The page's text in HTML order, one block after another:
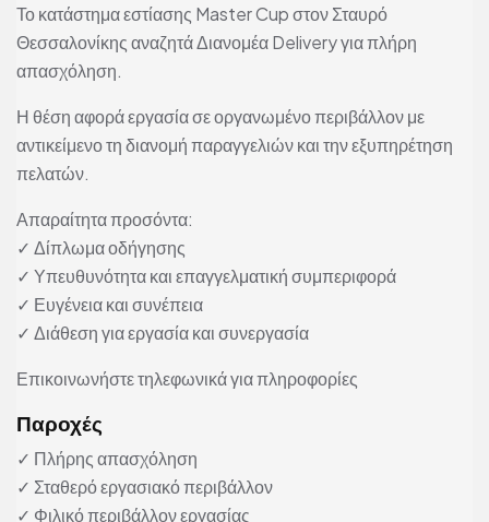
Το κατάστημα εστίασης Master Cup στον Σταυρό
Θεσσαλονίκης αναζητά Διανομέα Delivery για πλήρη
απασχόληση.
Η θέση αφορά εργασία σε οργανωμένο περιβάλλον με
αντικείμενο τη διανομή παραγγελιών και την εξυπηρέτηση
πελατών.
Απαραίτητα προσόντα:
✓ Δίπλωμα οδήγησης
✓ Υπευθυνότητα και επαγγελματική συμπεριφορά
✓ Ευγένεια και συνέπεια
✓ Διάθεση για εργασία και συνεργασία
Επικοινωνήστε τηλεφωνικά για πληροφορίες
Παροχές
✓ Πλήρης απασχόληση
✓ Σταθερό εργασιακό περιβάλλον
✓ Φιλικό περιβάλλον εργασίας